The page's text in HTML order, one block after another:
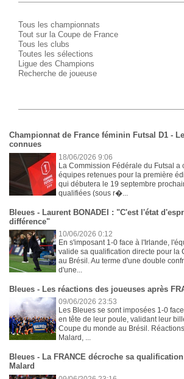
Tous les championnats
Tout sur la Coupe de France
Tous les clubs
Toutes les sélections
Ligue des Champions
Recherche de joueuse
Championnat de France féminin Futsal D1 -
connues
18/06/2026 9:06
La Commission Fédérale du Futsal a
équipes retenues pour la première
qui débutera le 19 septembre
qualifiées (sous r�...
Bleues - Laurent BONADEI : "C'est l'état
différence"
10/06/2026 0:12
En s'imposant 1-0 face à l'Irlande,
valide sa qualification directe pour la
au Brésil. Au terme d'une double
d'une...
Bleues - Les réactions des joueuses après
09/06/2026 23:53
Les Bleues se sont imposées 1-0
en tête de leur poule, validant leur
Coupe du monde au Brésil.
Malard, ...
Bleues - La FRANCE décroche sa
Malard